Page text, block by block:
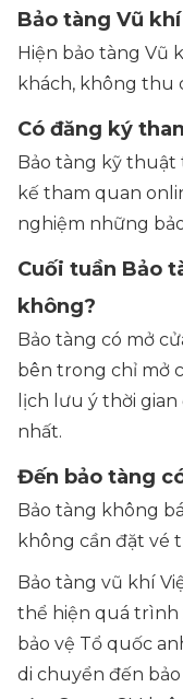
Bảo tàng Vũ
Hiện bảo tàng Vũ
khách, không thu
Có đăng ký
Bảo tàng kỹ
kế tham quan
nghiệm những
Cuối tuần Bảo
không?
Bảo tàng có mở
bên trong chỉ mở
lịch lưu ý thời
nhất.
Đến bảo tàng
Bảo tàng không
không cần đặt vé
Bảo tàng vũ khí
thể hiện quá trình
bảo vệ Tổ quốc
di chuyển đến